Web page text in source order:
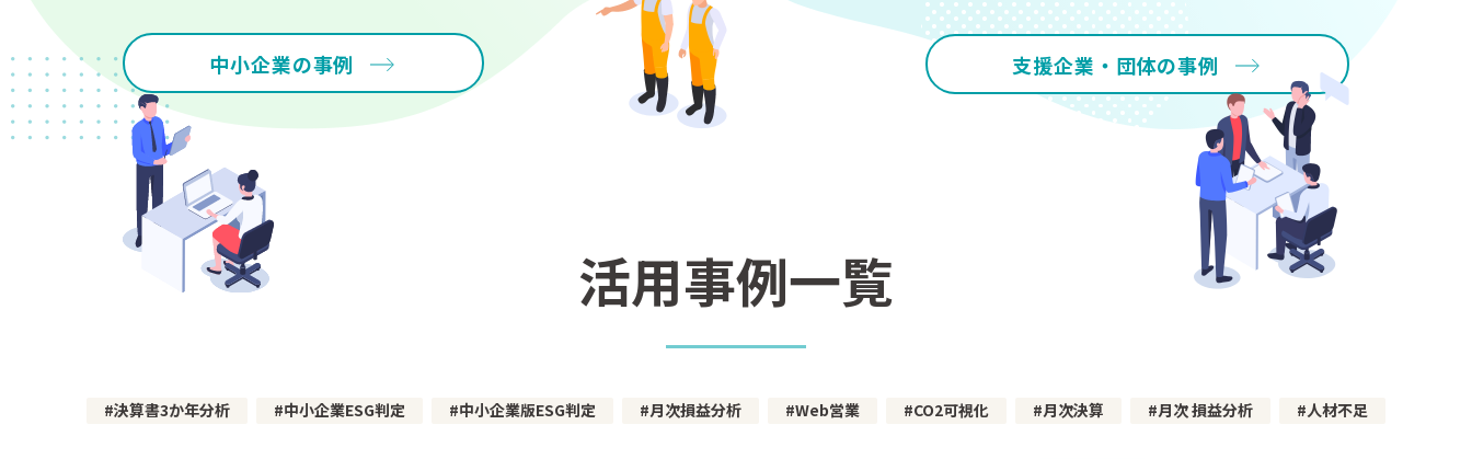
中小企業の事例 支援企業・団体の事例
活用事例一覧
決算書3か年分析 中小企業ESG判定 中小企業版ESG判定 月次損益分析 Web営業 CO2可視化 月次決算 月次 損益分析 人材不足